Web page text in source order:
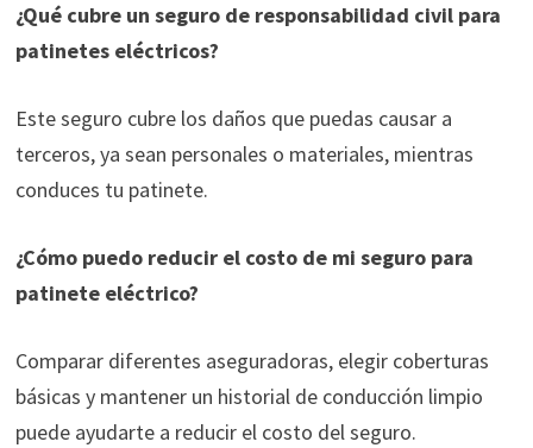
¿Qué cubre un seguro de responsabilidad civil para
patinetes eléctricos?
Este seguro cubre los daños que puedas causar a
terceros, ya sean personales o materiales, mientras
conduces tu patinete.
¿Cómo puedo reducir el costo de mi seguro para
patinete eléctrico?
Comparar diferentes aseguradoras, elegir coberturas
básicas y mantener un historial de conducción limpio
puede ayudarte a reducir el costo del seguro.